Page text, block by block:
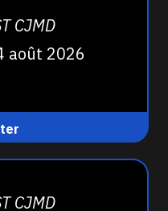
CJMD
août 2026
CJMD